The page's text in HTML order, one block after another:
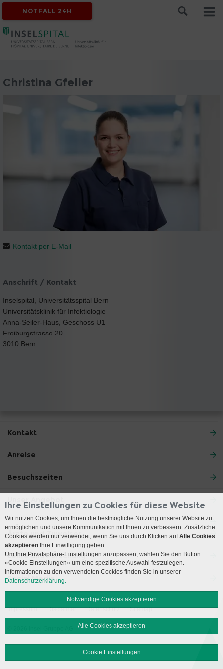
NOTFALL 24H
Christina Gfeller
Kontakt per E-Mail
Anschrift / Kontakt
Inselspital, Universitätsspital Bern
Universitätsklinik für Infektiologie
Anna-Seiler-Haus, Geschoss U1
Freiburgstrasse 20
3010 Bern
Kontakt
Anreise
Besuchszeiten
Ärzte und Zuweiser
Lehre und Forschung
Social Media
Impressum Disclaimer Datenschutz Sitemap
Ihre Einstellungen zu Cookies für diese Website
Wir nutzen Cookies, um Ihnen die bestmögliche Nutzung unserer Website zu
ermöglichen und unsere Kommunikation mit Ihnen zu verbessern. Zusätzliche
Cookies werden nur verwendet, wenn Sie uns durch Klicken aufAlle Cookies
akzeptieren Ihre Einwilligung geben.
Um Ihre Privatsphäre-Einstellungen anzupassen, wählen Sie den Button
«Cookie Einstellungen» um eine spezifische Auswahl festzulegen.
Informationen zu den verwendeten Cookies finden Sie in unserer
Datenschutzerklärung.
Notwendige Cookies akzeptieren
Alle Cookies akzeptieren
Cookie Einstellungen